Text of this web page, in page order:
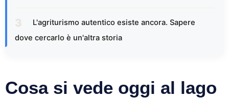
L'agriturismo autentico esiste ancora. Sapere
dove cercarlo è un'altra storia
Cosa si vede oggi al lago